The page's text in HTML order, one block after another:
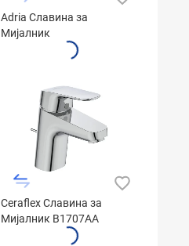
Adria Славина за
Мијалник
Ceraflex Славина за
Мијалник B1707AA